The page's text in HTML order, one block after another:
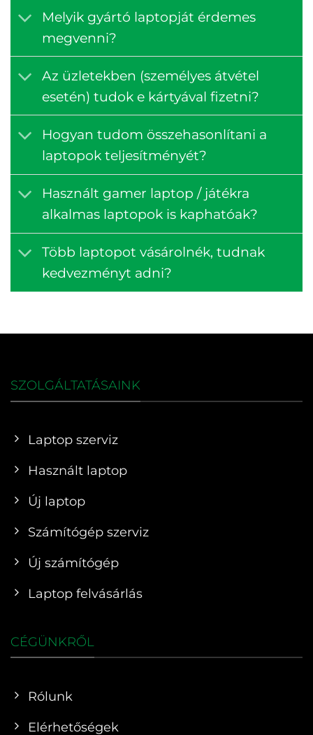
Melyik gyártó laptopját érdemes
megvenni?
Az üzletekben (személyes átvétel
esetén) tudok e kártyával fizetni?
Hogyan tudom összehasonlítani a
laptopok teljesítményét?
Használt gamer laptop / játékra
alkalmas laptopok is kaphatóak?
Több laptopot vásárolnék, tudnak
kedvezményt adni?
SZOLGÁLTATÁSAINK
Laptop szerviz
Használt laptop
Új laptop
Számítógép szerviz
Új számítógép
Laptop felvásárlás
CÉGÜNKRŐL
Rólunk
Elérhetőségek